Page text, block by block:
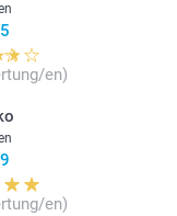
en)
en)